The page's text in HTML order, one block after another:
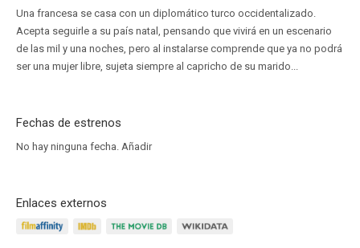
Una francesa se casa con un diplomático turco occidentalizado.
Acepta seguirle a su país natal, pensando que vivirá en un escenario
de las mil y una noches, pero al instalarse comprende que ya no podrá
ser una mujer libre, sujeta siempre al capricho de su marido...
Fechas de estrenos
No hay ninguna fecha. Añadir
Enlaces externos